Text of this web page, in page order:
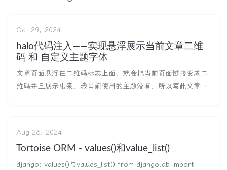
Oct 29, 2024
halo代码注入——实现悬浮展示当前文章二维
码 和 自定义主题字体
文章页面悬浮在二维码标志上面，就会把当前页面链接变成二
维码并且展示出来，我当前使用的主题没有，所以写此文章记
Aug 26, 2024
Tortoise ORM - values()和value_list()
django: values()与values_list() from django.db import